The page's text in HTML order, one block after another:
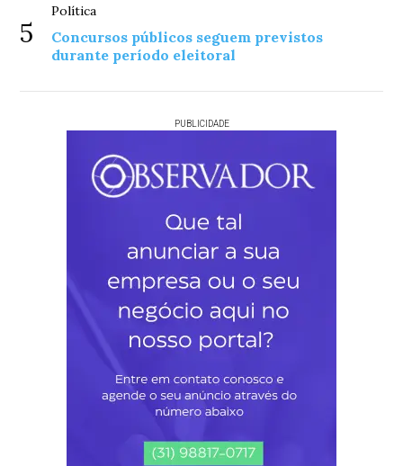
5
Política
Concursos públicos seguem previstos
durante período eleitoral
PUBLICIDADE